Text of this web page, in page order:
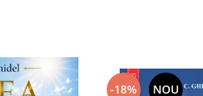
-18% NOU